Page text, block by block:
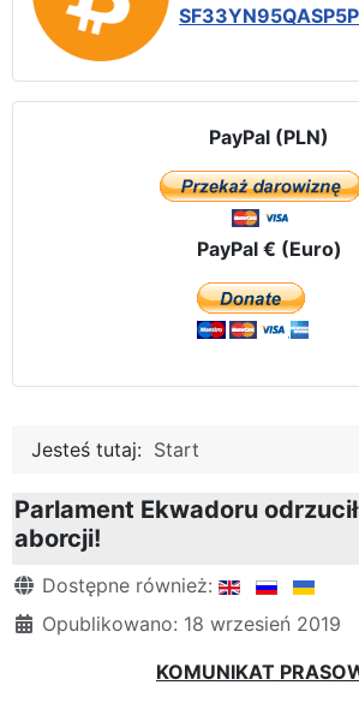
PayPal (PLN)
PayPal € (Euro)
Jesteś tutaj: Start
Parlament Ekwadoru
aborcji!
Szczegóły
Dostępne również:
Opublikowano: 18 wrzesień 2019
KOMUNIKAT